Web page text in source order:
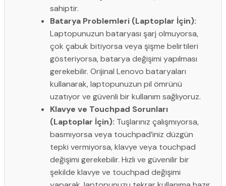
sahiptir.
Batarya Problemleri (Laptoplar İçin):
Laptopunuzun bataryası şarj olmuyorsa,
çok çabuk bitiyorsa veya şişme belirtileri
gösteriyorsa, batarya değişimi yapılması
gerekebilir. Orijinal Lenovo bataryaları
kullanarak, laptopunuzun pil ömrünü
uzatıyor ve güvenli bir kullanım sağlıyoruz.
Klavye ve Touchpad Sorunları
(Laptoplar İçin): Tuşlarınız çalışmıyorsa,
basmıyorsa veya touchpad’iniz düzgün
tepki vermiyorsa, klavye veya touchpad
değişimi gerekebilir. Hızlı ve güvenilir bir
şekilde klavye ve touchpad değişimi